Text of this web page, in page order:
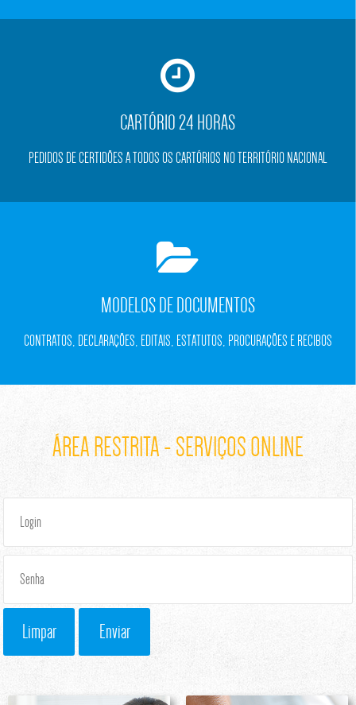
CARTÓRIO 24 HORAS
PEDIDOS DE CERTIDÕES A TODOS OS CARTÓRIOS NO TERRITÓRIO NACIONAL
MODELOS DE DOCUMENTOS
CONTRATOS, DECLARAÇÕES, EDITAIS, ESTATUTOS, PROCURAÇÕES E RECIBOS
ÁREA RESTRITA - SERVIÇOS ONLINE
Limpar Enviar